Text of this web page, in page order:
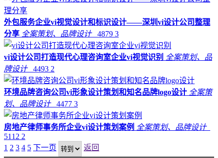
外包服务企业vi视觉设计和标识设计——深圳vi设计公司整理
分享 全案策划、品牌设计 4879 3
vi设计公司打造现代心理咨询室企业vi视觉识别 全案策划、品
牌设计 4493 2
环境品牌咨询公司vi形象设计策划和知名品牌logo设计 全案策
划、品牌设计 4477 3
房地产律师事务所企业vi设计策划案例 全案策划、品牌设计
5112 2
1 2 3 4 5 下一页
返回